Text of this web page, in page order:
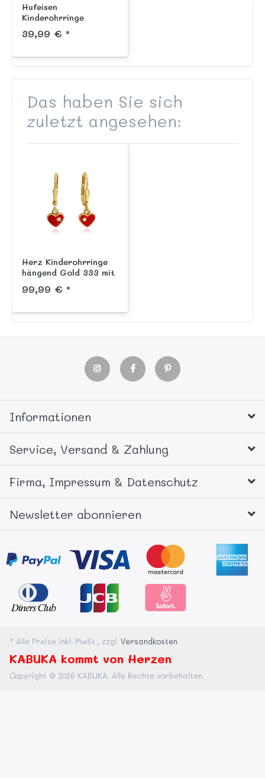
Hufeisen
Kinderohrringe
925 mit
Herz &
Sicherheitsverschluss
39,99 € *
Das haben Sie sich
zuletzt angesehen:
Herz Kinderohrringe
hängend Gold 333 mit
rot handlackiert
99,99 € *
Informationen
Service, Versand & Zahlung
Firma, Impressum & Datenschutz
Newsletter abonnieren
* Alle Preise inkl. MwSt., zzgl. Versandkosten
KABUKA kommt von Herzen
Copyright © 2026 KABUKA. Alle Rechte vorbehalten.